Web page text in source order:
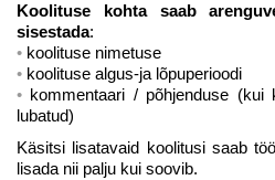
Koolituse kohta saab
sisestada:
koolituse nimetuse
koolituse algus-ja lõpuperioodi
kommentaari / põhjenduse (kui
lubatud)
Käsitsi lisatavaid koolitusi saab
lisada nii palju kui soovib.